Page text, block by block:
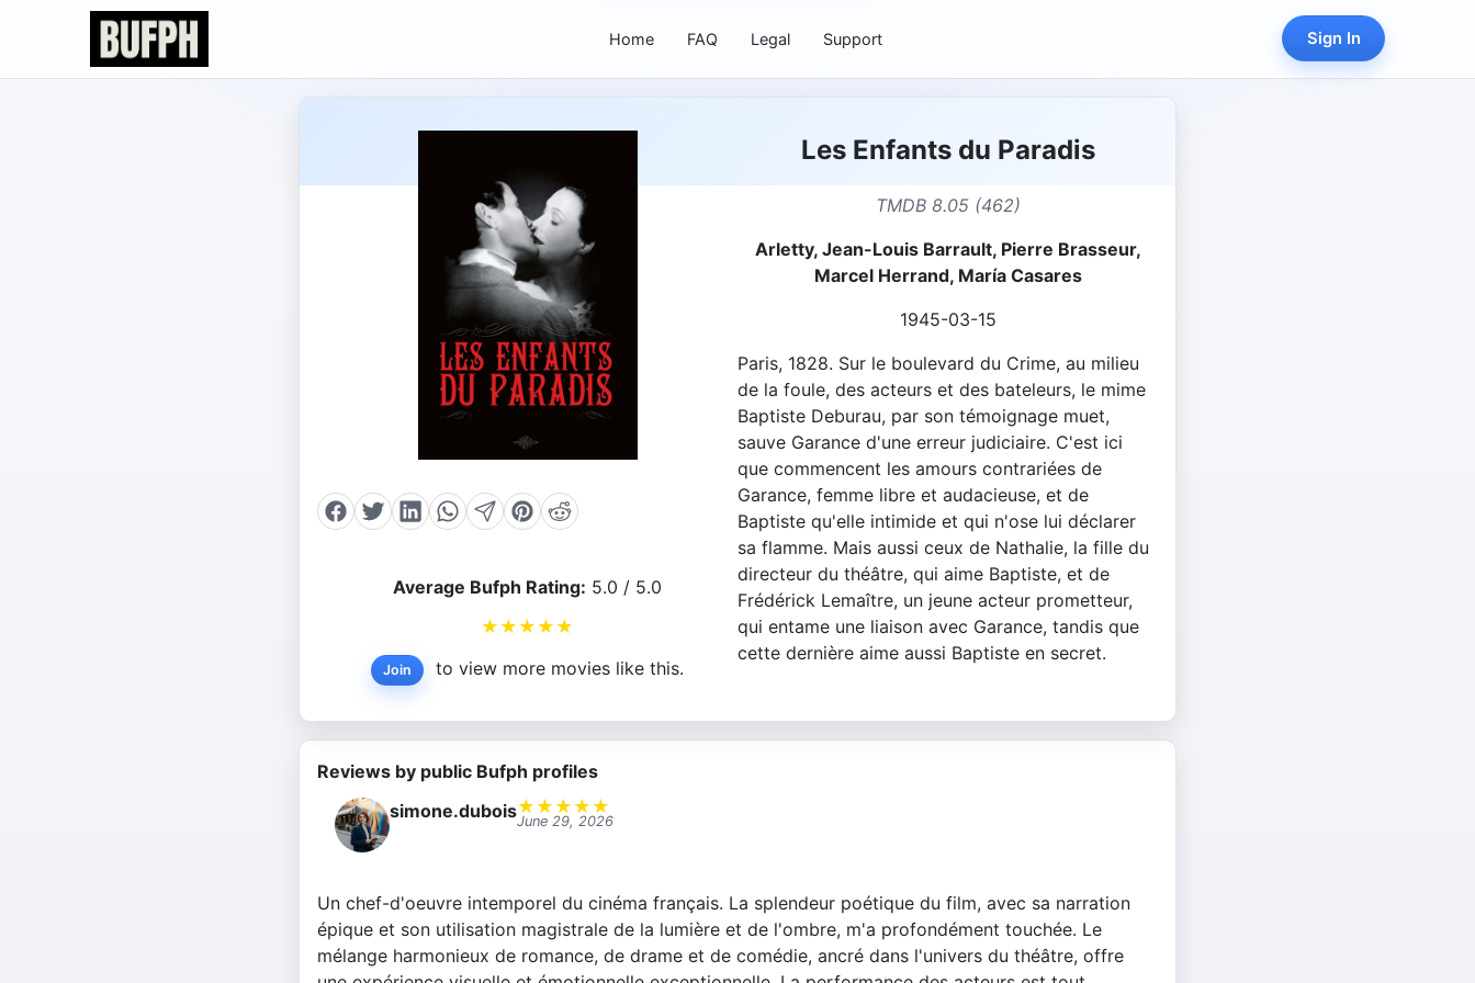
Home FAQ Legal Support Sign In
Average Bufph Rating: 5.0 / 5.0
★ ★ ★ ★ ★
Join to view more movies like this.
Les Enfants du Paradis
TMDB 8.05 (462)
Arletty, Jean-Louis Barrault, Pierre Brasseur,
Marcel Herrand, María Casares
1945-03-15
Paris, 1828. Sur le boulevard du Crime, au milieu
de la foule, des acteurs et des bateleurs, le mime
Baptiste Deburau, par son témoignage muet,
sauve Garance d'une erreur judiciaire. C'est ici
que commencent les amours contrariées de
Garance, femme libre et audacieuse, et de
Baptiste qu'elle intimide et qui n'ose lui déclarer
sa flamme. Mais aussi ceux de Nathalie, la fille du
directeur du théâtre, qui aime Baptiste, et de
Frédérick Lemaître, un jeune acteur prometteur,
qui entame une liaison avec Garance, tandis que
cette dernière aime aussi Baptiste en secret.
Reviews by public Bufph profiles
simone.dubois★ ★ ★ ★ ★
June 29, 2026
Un chef-d'oeuvre intemporel du cinéma français. La splendeur poétique du film, avec sa narration
épique et son utilisation magistrale de la lumière et de l'ombre, m'a profondément touchée. Le
mélange harmonieux de romance, de drame et de comédie, ancré dans l'univers du théâtre, offre